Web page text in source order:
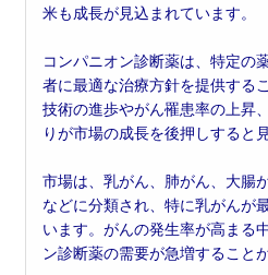
米も成長が見込まれています。
コンパニオン診断薬は、特定の
者に最適な治療方針を提供する
技術の進歩やがん罹患率の上昇
りが市場の成長を後押しすると
市場は、乳がん、肺がん、大腸
などに分類され、特に乳がんが
います。がんの発生率が高まる
ン診断薬の需要が急増すること